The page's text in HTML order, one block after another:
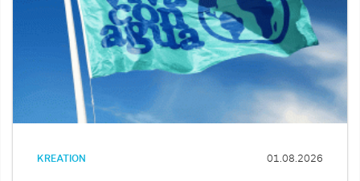
KREATION 01.08.2026